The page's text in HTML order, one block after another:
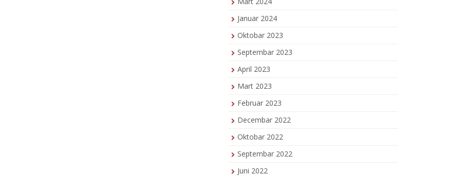
Januar 2024
Oktobar 2023
Septembar 2023
April 2023
Mart 2023
Februar 2023
Decembar 2022
Oktobar 2022
Septembar 2022
Juni 2022